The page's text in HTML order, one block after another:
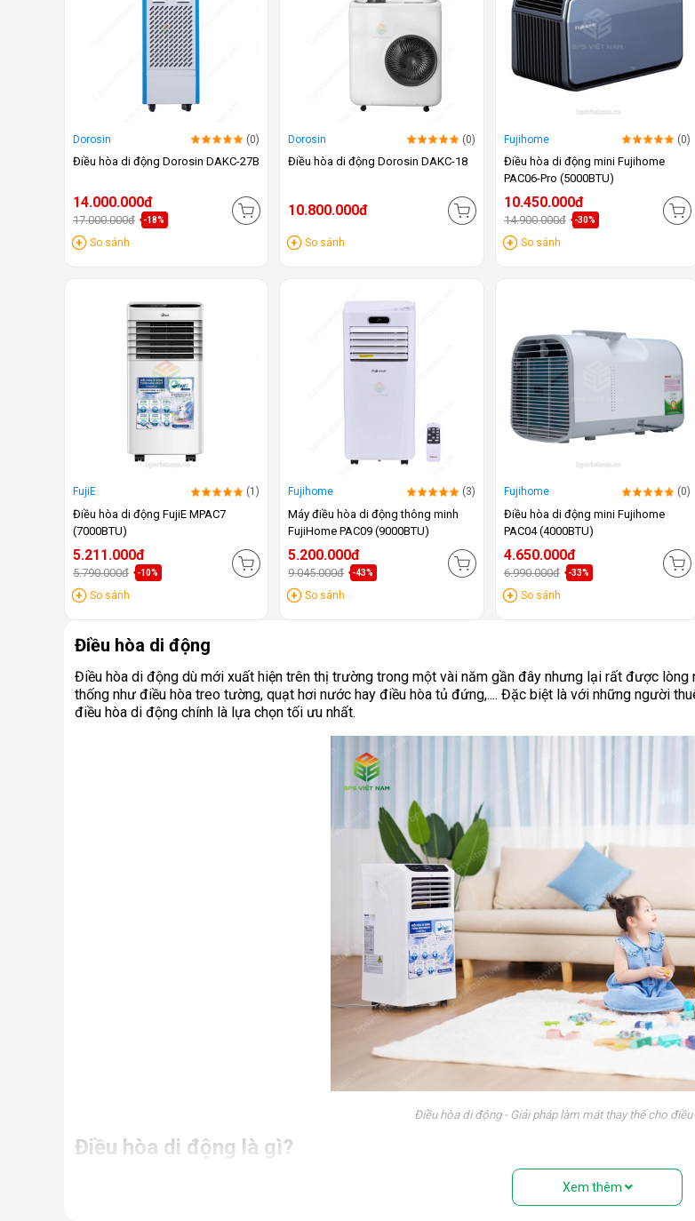
Dorosin (0)
Điều hòa di động Dorosin DAKC-27B
14.000.000đ
17.000.000đ -18%
So sánh
Dorosin (0)
Điều hòa di động Dorosin DAKC-18
10.800.000đ
So sánh
Fujihome (0)
Điều hòa di động mini Fujihome
PAC06-Pro (5000BTU)
10.450.000đ
14.900.000đ -30%
So sánh
FujiE (1)
Điều hòa di động FujiE MPAC7
(7000BTU)
5.211.000đ
5.790.000đ -10%
So sánh
Fujihome (3)
Máy điều hòa di động thông minh
FujiHome PAC09 (9000BTU)
5.200.000đ
9.045.000đ -43%
So sánh
Fujihome (0)
Điều hòa di động mini Fujihome
PAC04 (4000BTU)
4.650.000đ
6.990.000đ -33%
So sánh
Điều hòa di động
Điều hòa di động dù mới xuất hiện trên thị trường trong một vài năm gần đây nhưng lại rất được
thống như điều hòa treo tường, quạt hơi nước hay điều hòa tủ đứng,.... Đặc biệt là với những người
điều hòa di động chính là lựa chọn tối ưu nhất.
Điều hòa di động - Giải pháp làm mát thay thế cho
Điều hòa di động là gì?
Điều hòa di động là thiết bị làm mát được cải tiến từ điều hòa treo tường truyền thống. Nếu nhìn từ
Nhưng thực chất, đây là một chiếc điều hòa “chính hiệu” với đầy đủ các bộ phận: Dàn nóng, dàn
Xem thêm